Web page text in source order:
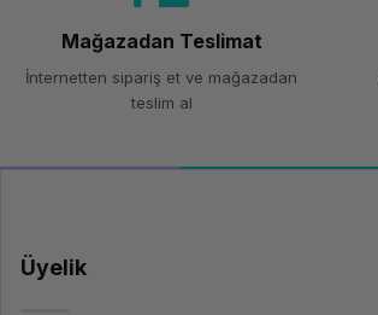
Mağazadan Teslimat
İnternetten sipariş et ve mağazadan
teslim al
Üyelik